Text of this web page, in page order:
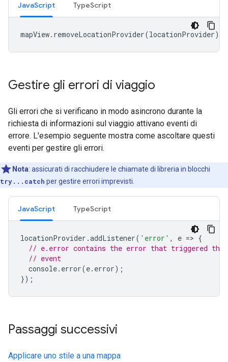
JavaScript TypeScript
mapView. removeLocationProvider(locationProvider);
Gestire gli errori di viaggio
Gli errori che si verificano in modo asincrono durante la
richiesta di informazioni sul viaggio attivano eventi di
errore. L'esempio seguente mostra come ascoltare questi
eventi per gestire gli errori.
Nota: assicurati di racchiudere le chiamate di libreria in blocchi
try...catch per gestire errori imprevisti.
JavaScript TypeScript
locationProvider .addListener( 'error' , e => {
// e.error contains the error that triggered the
// event
console. error(e. error);
});
Passaggi successivi
Applicare uno stile a una mappa